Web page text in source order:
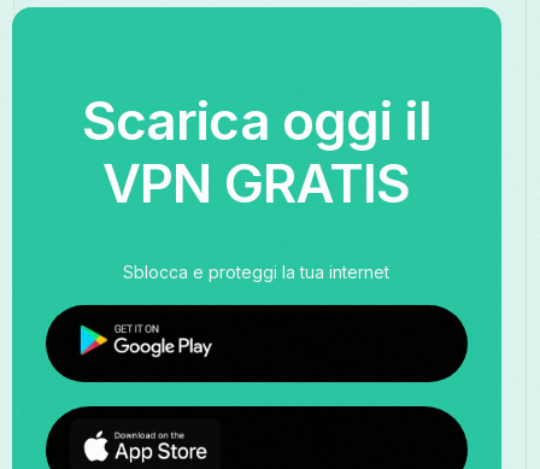
Scarica oggi il
VPN GRATIS
Sblocca e proteggi la tua internet